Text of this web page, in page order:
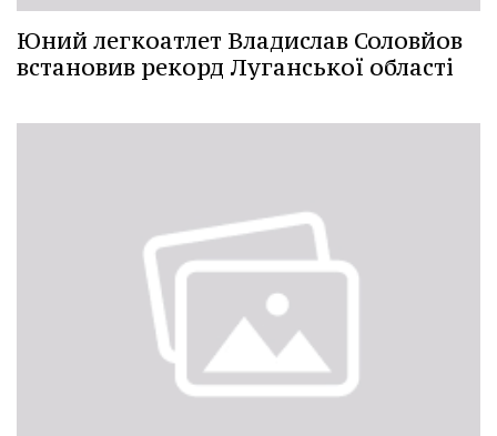
Юний легкоатлет Владислав Соловйов
встановив рекорд Луганської області